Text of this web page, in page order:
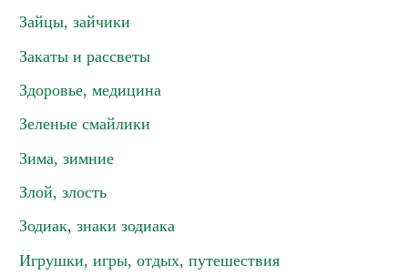
Зайцы, зайчики
Закаты и рассветы
Здоровье, медицина
Зеленые смайлики
Зима, зимние
Злой, злость
Зодиак, знаки зодиака
Игрушки, игры, отдых, путешествия